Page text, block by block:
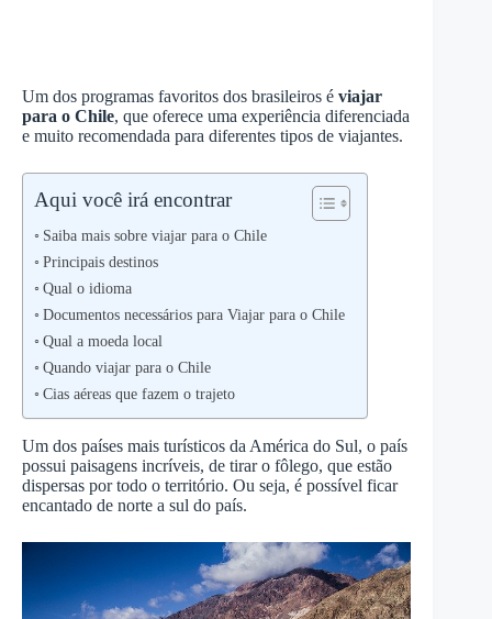
Um dos programas favoritos dos brasileiros é viajar
para o Chile, que oferece uma experiência diferenciada
e muito recomendada para diferentes tipos de viajantes.
Aqui você irá encontrar
Saiba mais sobre viajar para o Chile
Principais destinos
Qual o idioma
Documentos necessários para Viajar para o Chile
Qual a moeda local
Quando viajar para o Chile
Cias aéreas que fazem o trajeto
Um dos países mais turísticos da América do Sul, o país
possui paisagens incríveis, de tirar o fôlego, que estão
dispersas por todo o território. Ou seja, é possível ficar
encantado de norte a sul do país.